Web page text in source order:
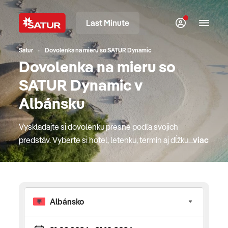
Last Minute
Satur Dovolenka na mieru so SATUR Dynamic
Dovolenka na mieru so
SATUR Dynamic v
Albánsku
Vyskladajte si dovolenku presne podľa svojich
predstáv. Vyberte si hotel, letenku, termín aj dĺžku
pobytu jednoducho online a vytvorte si dovolenku
dovolenky, vďaka ktorému kombinujete dostupné
lety, overené hotely a doplnkové služby podľa
viac